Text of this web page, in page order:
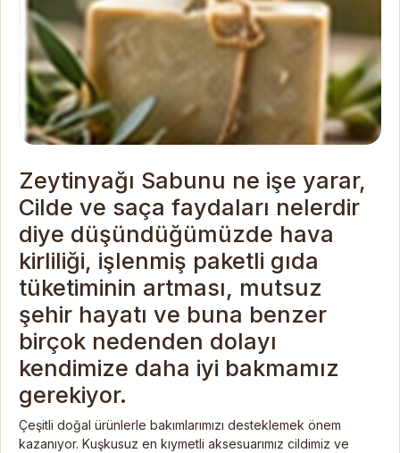
Zeytinyağı Sabunu ne işe yarar,
Cilde ve saça faydaları nelerdir
diye düşündüğümüzde hava
kirliliği, işlenmiş paketli gıda
tüketiminin artması, mutsuz
şehir hayatı ve buna benzer
birçok nedenden dolayı
kendimize daha iyi bakmamız
gerekiyor.
Çeşitli doğal ürünlerle bakımlarımızı desteklemek önem
kazanıyor. Kuşkusuz en kıymetli aksesuarımız cildimiz ve